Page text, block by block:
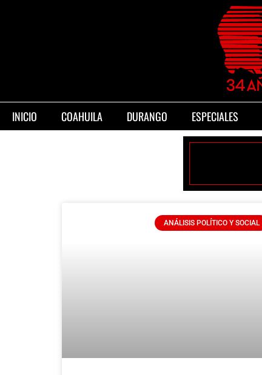
INICIO COAHUILA DURANGO ESPECIALES
ANÁLISIS POLÍTICO Y SOCIAL